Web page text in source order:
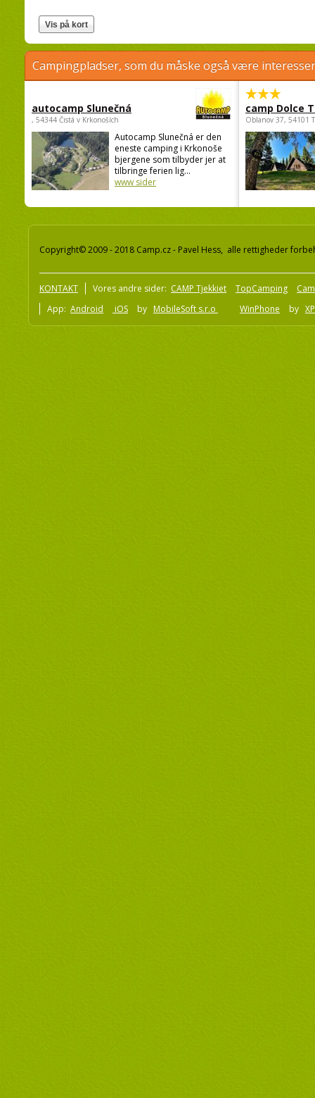
Campingpladser, som du måske også være
autocamp Slunečná
, 54344 Čistá v Krkonoších
Autocamp Slunečná er den
eneste camping i Krkonoše
bjergene som tilbyder jer at
tilbringe ferien lig...
www sider
camp Dolce
Oblanov 37, 54101
Copyright© 2009 - 2018 Camp.cz - Pavel Hess, alle rettigheder
KONTAKT Vores andre sider: CAMP Tjekkiet TopCamping
App: Android iOS by MobileSoft s.r.o WinPhone by